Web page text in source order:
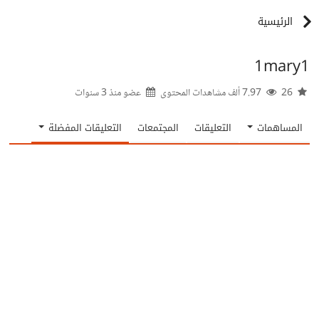
الرئيسية
1mary1
عضو منذ3 سنوات
المساهمات التعليقات المجتمعات التعليقات المفضلة